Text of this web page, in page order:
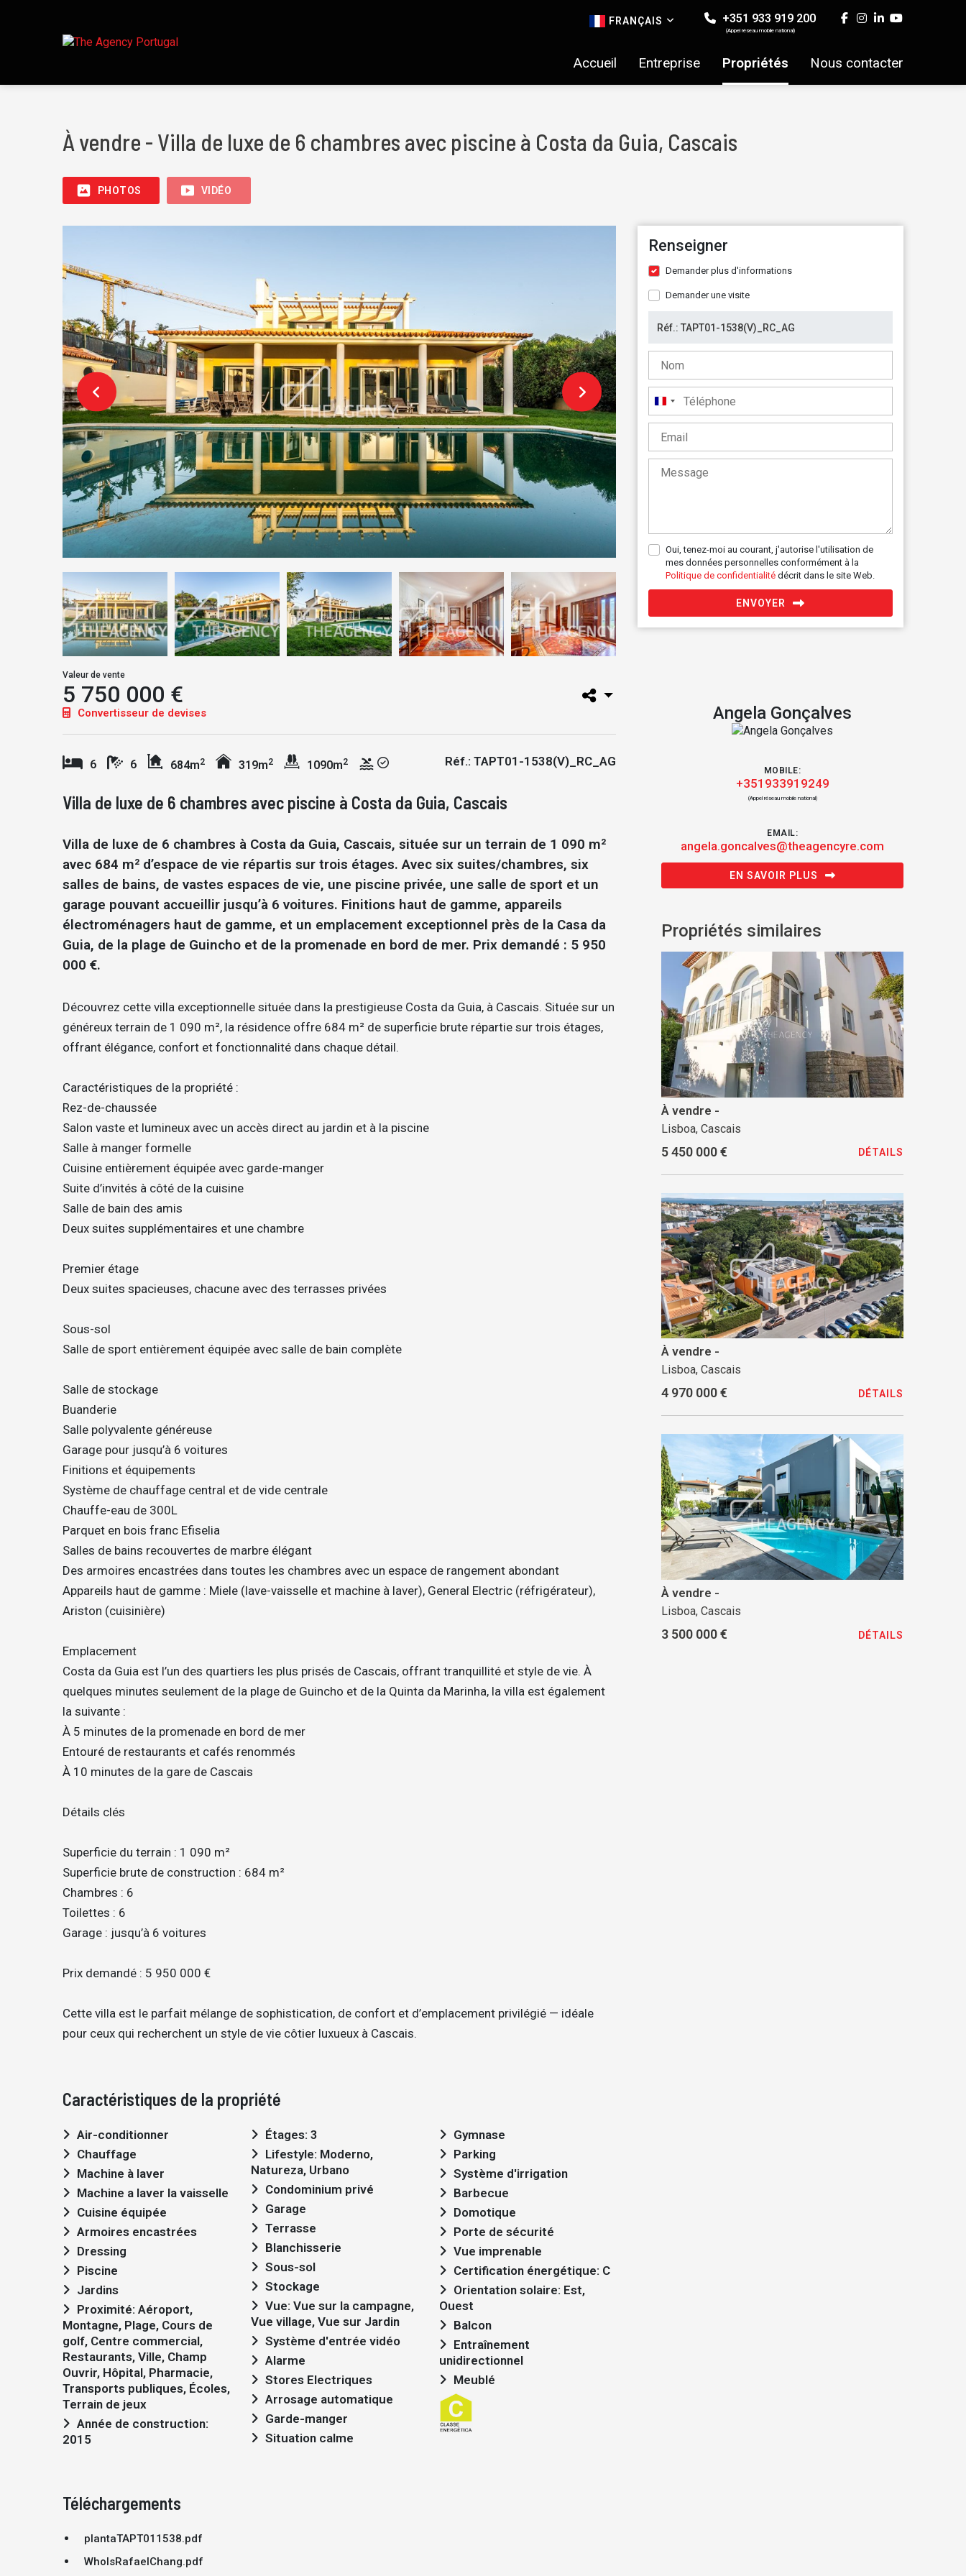
FRANÇAIS +351 933 919 200
(Appel réseau mobile national)
Accueil Entreprise Propriétés Nous contacter
À vendre - Villa de luxe de 6 chambres avec piscine à Costa da Guia, Cascais
PHOTOS VIDÉO
Valeur de vente
5 750 000 €
Convertisseur de devises
6 6 684m2 319m2 1090m2 Réf.: TAPT01-1538(V)_RC_AG
Villa de luxe de 6 chambres avec piscine à Costa da Guia, Cascais
Villa de luxe de 6 chambres à Costa da Guia, Cascais, située sur un terrain de 1 090 m²
avec 684 m² d’espace de vie répartis sur trois étages. Avec six suites/chambres, six
salles de bains, de vastes espaces de vie, une piscine privée, une salle de sport et un
garage pouvant accueillir jusqu’à 6 voitures. Finitions haut de gamme, appareils
électroménagers haut de gamme, et un emplacement exceptionnel près de la Casa da
Guia, de la plage de Guincho et de la promenade en bord de mer. Prix demandé : 5 950
000 €.
Découvrez cette villa exceptionnelle située dans la prestigieuse Costa da Guia, à Cascais. Située sur un
généreux terrain de 1 090 m², la résidence offre 684 m² de superficie brute répartie sur trois étages,
offrant élégance, confort et fonctionnalité dans chaque détail.
Caractéristiques de la propriété :
Rez-de-chaussée
Salon vaste et lumineux avec un accès direct au jardin et à la piscine
Salle à manger formelle
Cuisine entièrement équipée avec garde-manger
Suite d’invités à côté de la cuisine
Salle de bain des amis
Deux suites supplémentaires et une chambre
Premier étage
Deux suites spacieuses, chacune avec des terrasses privées
Sous-sol
Salle de sport entièrement équipée avec salle de bain complète
Salle de stockage
Buanderie
Salle polyvalente généreuse
Garage pour jusqu’à 6 voitures
Finitions et équipements
Système de chauffage central et de vide centrale
Chauffe-eau de 300L
Parquet en bois franc Efiselia
Salles de bains recouvertes de marbre élégant
Des armoires encastrées dans toutes les chambres avec un espace de rangement abondant
Appareils haut de gamme : Miele (lave-vaisselle et machine à laver), General Electric (réfrigérateur),
Ariston (cuisinière)
Emplacement
Costa da Guia est l’un des quartiers les plus prisés de Cascais, offrant tranquillité et style de vie. À
quelques minutes seulement de la plage de Guincho et de la Quinta da Marinha, la villa est également
la suivante :
À 5 minutes de la promenade en bord de mer
Entouré de restaurants et cafés renommés
À 10 minutes de la gare de Cascais
Détails clés
Superficie du terrain : 1 090 m²
Superficie brute de construction : 684 m²
Chambres : 6
Toilettes : 6
Garage : jusqu’à 6 voitures
Prix demandé : 5 950 000 €
Cette villa est le parfait mélange de sophistication, de confort et d’emplacement privilégié — idéale
pour ceux qui recherchent un style de vie côtier luxueux à Cascais.
Caractéristiques de la propriété
Air-conditionner
Chauffage
Machine à laver
Machine a laver la vaisselle
Cuisine équipée
Armoires encastrées
Dressing
Piscine
Jardins
Montagne, Plage, Cours de
golf, Centre commercial,
Restaurants, Ville, Champ
Ouvrir, Hôpital, Pharmacie,
Transports publiques, Écoles,
Terrain de jeux
2015
Étages: 3
Natureza, Urbano
Condominium privé
Garage
Terrasse
Blanchisserie
Sous-sol
Stockage
Vue village, Vue sur Jardin
Système d'entrée vidéo
Alarme
Stores Electriques
Arrosage automatique
Garde-manger
Situation calme
Gymnase
Parking
Système d'irrigation
Barbecue
Domotique
Porte de sécurité
Vue imprenable
Certification énergétique: C
Ouest
Balcon
unidirectionnel
Meublé
Téléchargements
plantaTAPT011538.pdf
WhoIsRafaelChang.pdf
Renseigner
Demander plus d'informations
Demander une visite
France
+33
Oui, tenez-moi au courant, j'autorise l'utilisation de
mes données personnelles conformément à la
Politique de confidentialité décrit dans le site Web.
ENVOYER
Angela Gonçalves
MOBILE:
+351933919249
(Appel réseau mobile national)
EMAIL:
angela.goncalves@theagencyre.com
EN SAVOIR PLUS
Propriétés similaires
À vendre -
Lisboa, Cascais
5 450 000 € DÉTAILS
À vendre -
Lisboa, Cascais
4 970 000 € DÉTAILS
À vendre -
Lisboa, Cascais
3 500 000 € DÉTAILS